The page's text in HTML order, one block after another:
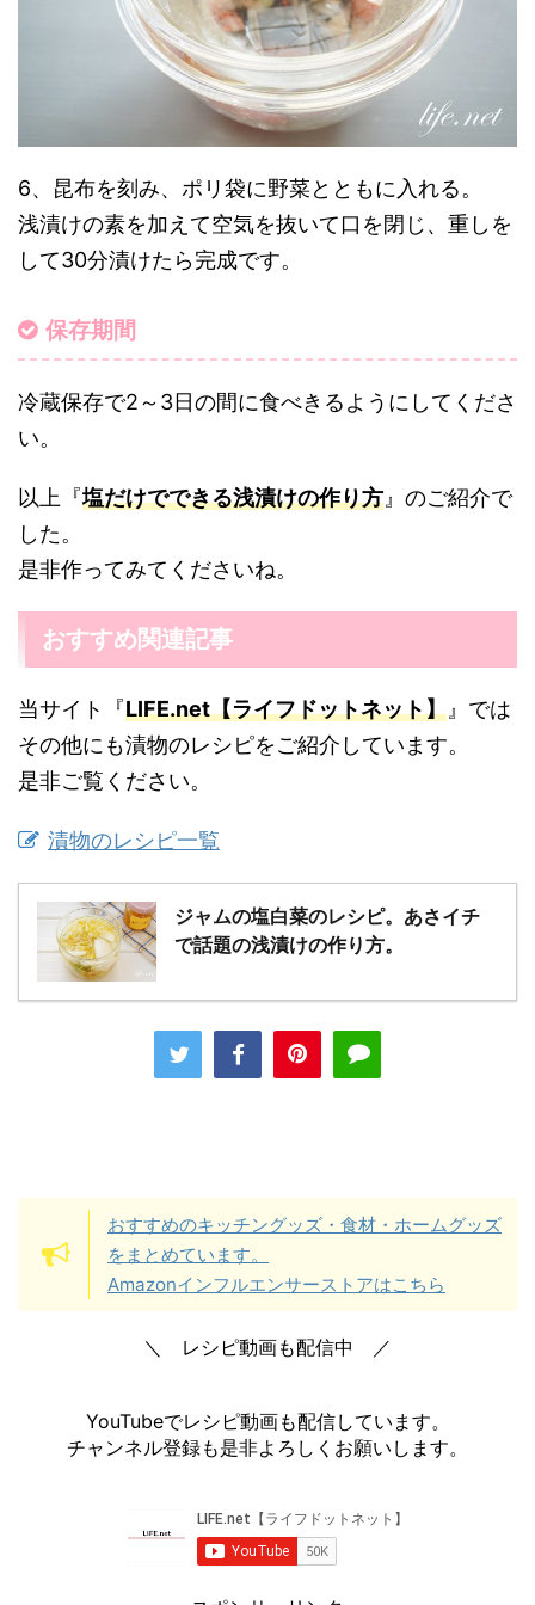
6、昆布を刻み、ポリ袋に野菜とともに入れる。
浅漬けの素を加えて空気を抜いて口を閉じ、重しを
して30分漬けたら完成です。
保存期間
冷蔵保存で2～3日の間に食べきるようにしてくださ
い。
以上『塩だけでできる浅漬けの作り方』のご紹介で
した。
是非作ってみてくださいね。
おすすめ関連記事
当サイト『LIFE.net【ライフドットネット】』では
その他にも漬物のレシピをご紹介しています。
是非ご覧ください。
漬物のレシピ一覧
ジャムの塩白菜のレシピ。あさイチ
で話題の浅漬けの作り方。
おすすめのキッチングッズ・食材・ホームグッズ
をまとめています。
Amazonインフルエンサーストアはこちら
＼ レシピ動画も配信中 ／
YouTubeでレシピ動画も配信しています。
チャンネル登録も是非よろしくお願いします。